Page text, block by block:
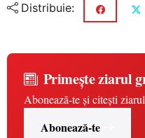
Distribuie:
Primește ziarul
Abonează-te și citești
Abonează-te